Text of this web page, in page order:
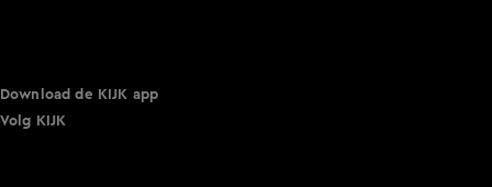
Download de KIJK app
Volg KIJK